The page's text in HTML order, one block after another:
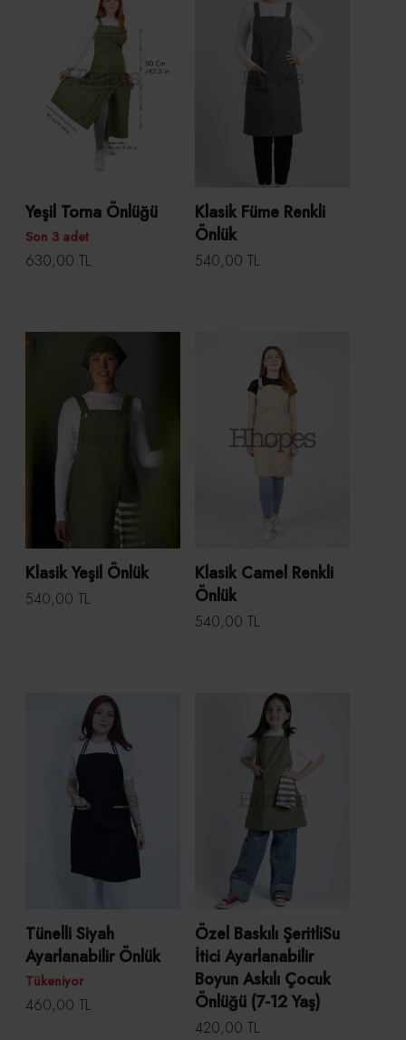
Yeşil Torna Önlüğü
Son 3 adet
630,00 TL
Klasik Füme Renkli
Önlük
540,00 TL
Klasik Yeşil Önlük
540,00 TL
Klasik Camel Renkli
Önlük
540,00 TL
Tünelli Siyah
Ayarlanabilir Önlük
Tükeniyor
460,00 TL
Özel Baskılı ŞeritliSu
İtici Ayarlanabilir
Boyun Askılı Çocuk
Önlüğü (7-12 Yaş)
420,00 TL